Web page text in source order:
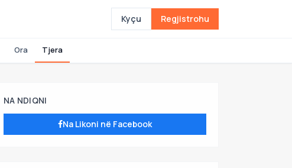
Kyçu Regjistrohu
Ora Tjera
NA NDIQNI
Na Likoni në Facebook